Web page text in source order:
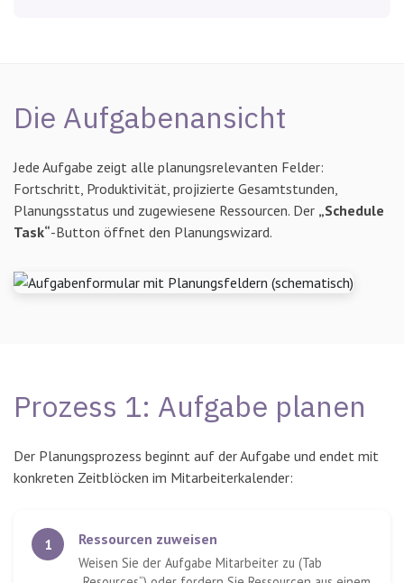
Die Aufgabenansicht
Jede Aufgabe zeigt alle planungsrelevanten Felder:
Fortschritt, Produktivität, projizierte Gesamtstunden,
Planungsstatus und zugewiesene Ressourcen. Der „Schedule
Task“-Button öffnet den Planungswizard.
Prozess 1: Aufgabe planen
Der Planungsprozess beginnt auf der Aufgabe und endet mit
konkreten Zeitblöcken im Mitarbeiterkalender:
1 Ressourcen zuweisen
Weisen Sie der Aufgabe Mitarbeiter zu (Tab